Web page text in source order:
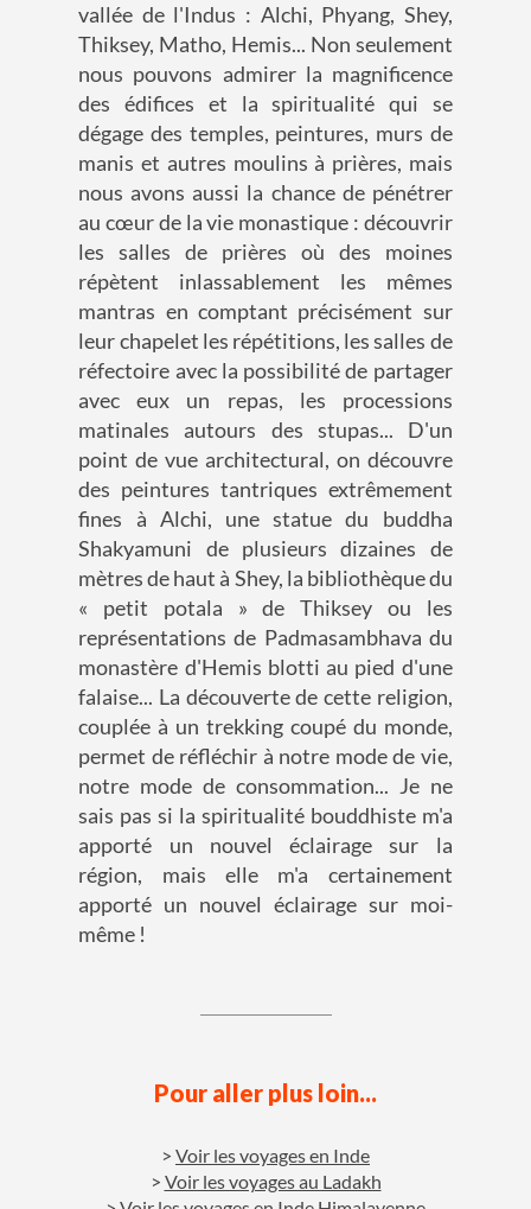
vallée de l'Indus : Alchi, Phyang, Shey,
Thiksey, Matho, Hemis... Non seulement
nous pouvons admirer la magnificence
des édifices et la spiritualité qui se
dégage des temples, peintures, murs de
manis et autres moulins à prières, mais
nous avons aussi la chance de pénétrer
au cœur de la vie monastique : découvrir
les salles de prières où des moines
répètent inlassablement les mêmes
mantras en comptant précisément sur
leur chapelet les répétitions, les salles de
réfectoire avec la possibilité de partager
avec eux un repas, les processions
matinales autours des stupas... D'un
point de vue architectural, on découvre
des peintures tantriques extrêmement
fines à Alchi, une statue du buddha
Shakyamuni de plusieurs dizaines de
mètres de haut à Shey, la bibliothèque du
« petit potala » de Thiksey ou les
représentations de Padmasambhava du
monastère d'Hemis blotti au pied d'une
falaise... La découverte de cette religion,
couplée à un trekking coupé du monde,
permet de réfléchir à notre mode de vie,
notre mode de consommation... Je ne
sais pas si la spiritualité bouddhiste m'a
apporté un nouvel éclairage sur la
région, mais elle m'a certainement
apporté un nouvel éclairage sur moi-
même !
Pour aller plus loin...
Voir les voyages en Inde
Voir les voyages au Ladakh